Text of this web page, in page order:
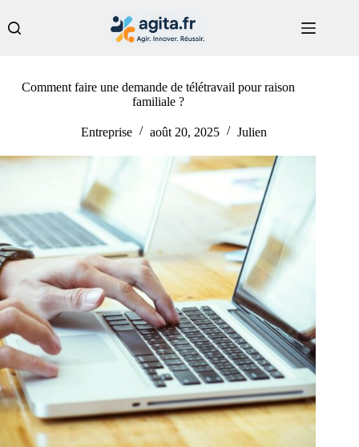
au
contenu
Comment faire une demande de télétravail pour raison
familiale ?
Entreprise août 20, 2025 Julien